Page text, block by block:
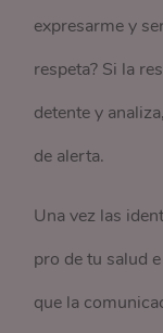
expresarme y
respeta? Si la
detente y
de alerta.
Una vez las
pro de tu salud
que la